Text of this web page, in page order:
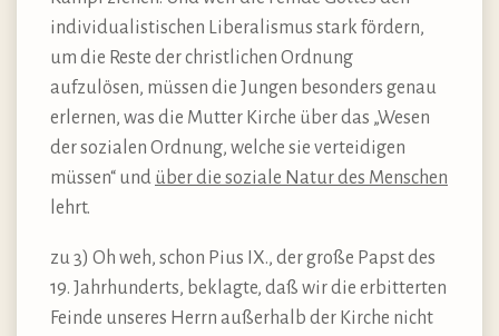
individualistischen Liberalismus stark fördern,
um die Reste der christlichen Ordnung
aufzulösen, müssen die Jungen besonders genau
erlernen, was die Mutter Kirche über das „Wesen
der sozialen Ordnung, welche sie verteidigen
müssen“ und über die soziale Natur des Menschen
lehrt.
zu 3) Oh weh, schon Pius IX., der große Papst des
19. Jahrhunderts, beklagte, daß wir die erbitterten
Feinde unseres Herrn außerhalb der Kirche nicht